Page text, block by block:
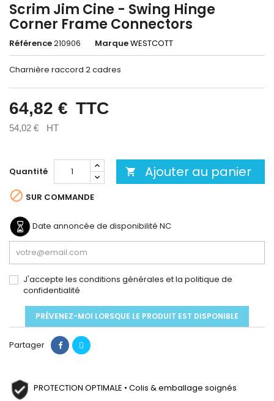
Scrim Jim Cine - Swing Hinge
Corner Frame Connectors
Référence210906 MarqueWESTCOTT
Charnière raccord 2 cadres
64,82 € TTC
54,02 € HT
Quantité  Ajouter au panier
 SUR COMMANDE
Date annoncée de disponibilité NC
J'accepte les conditions générales et la politique de
confidentialité
PRÉVENEZ-MOI LORSQUE LE PRODUIT EST DISPONIBLE
Partager
PROTECTION OPTIMALE • Colis & emballage soignés